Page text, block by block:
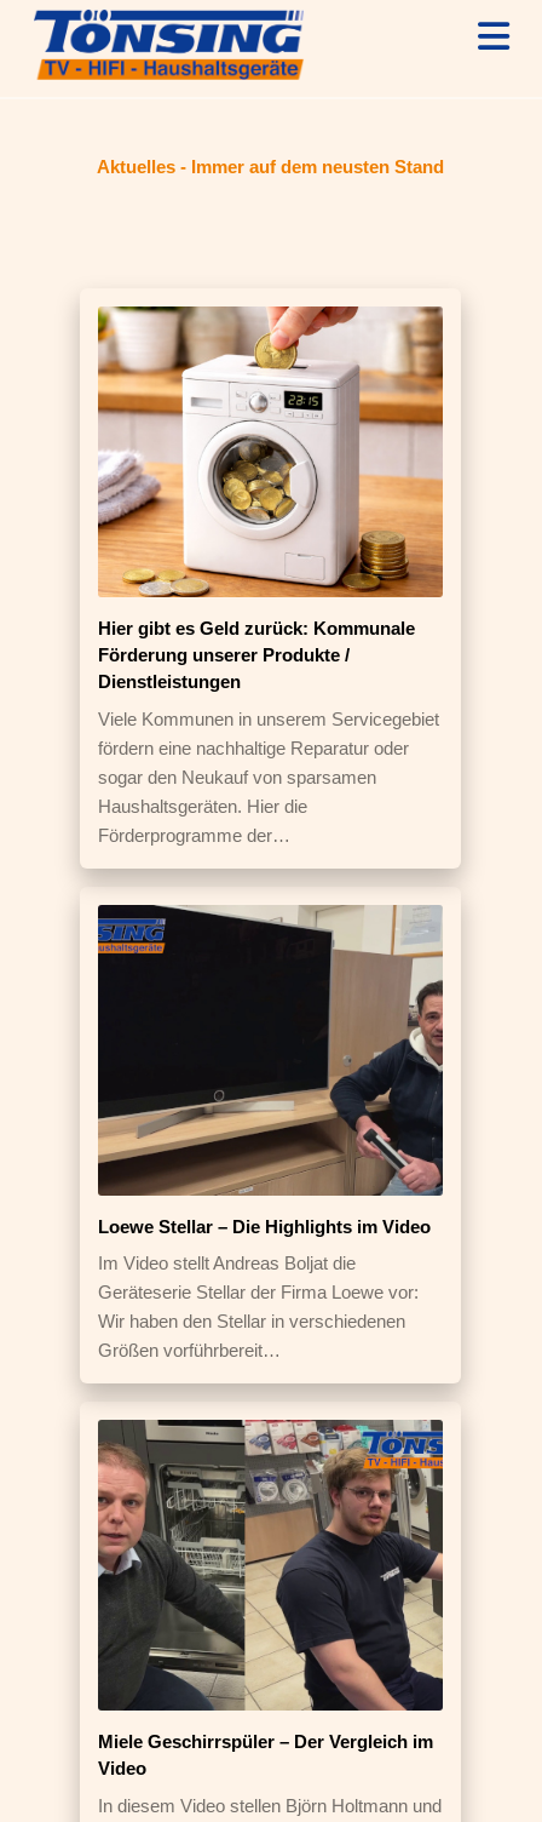
Aktuelles - Immer auf dem neusten Stand
Hier gibt es Geld zurück: Kommunale
Förderung unserer Produkte /
Dienstleistungen
Viele Kommunen in unserem Servicegebiet
fördern eine nachhaltige Reparatur oder
sogar den Neukauf von sparsamen
Haushaltsgeräten. Hier die
Förderprogramme der…
Loewe Stellar – Die Highlights im Video
Im Video stellt Andreas Boljat die
Geräteserie Stellar der Firma Loewe vor:
Wir haben den Stellar in verschiedenen
Größen vorführbereit…
Miele Geschirrspüler – Der Vergleich im
Video
In diesem Video stellen Björn Holtmann und